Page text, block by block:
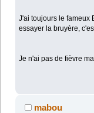
J'ai toujours le fameux
essayer la bruyère,
Je n'ai pas de fièvre
mabou